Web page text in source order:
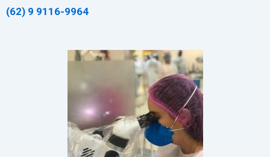
(62) 9 9116-9964